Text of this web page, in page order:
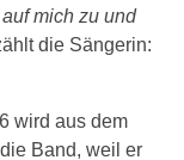
mich zu und
die Sängerin:
wird aus dem
Band, weil er